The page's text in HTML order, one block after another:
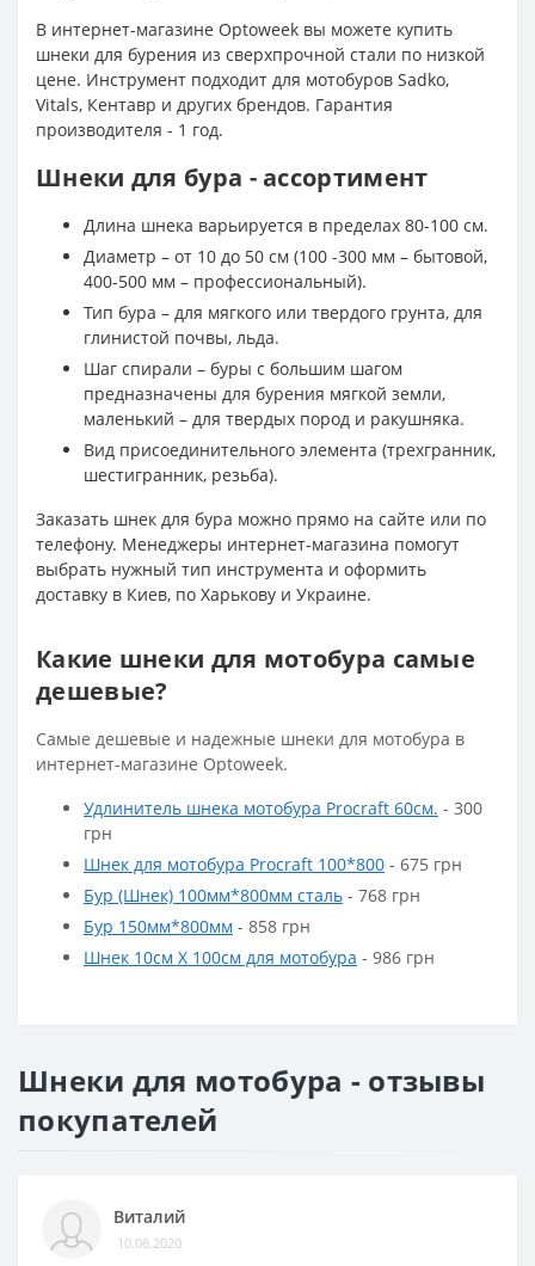
В интернет-магазине Optoweek вы можете купить
шнеки для бурения из сверхпрочной стали по низкой
цене. Инструмент подходит для мотобуров Sadko,
Vitals, Кентавр и других брендов. Гарантия
производителя - 1 год.
Шнеки для бура - ассортимент
Длина шнека варьируется в пределах 80-100 см.
Диаметр – от 10 до 50 см (100 -300 мм – бытовой,
400-500 мм – профессиональный).
Тип бура – для мягкого или твердого грунта, для
глинистой почвы, льда.
Шаг спирали – буры с большим шагом
предназначены для бурения мягкой земли,
маленький – для твердых пород и ракушняка.
Вид присоединительного элемента (трехгранник,
шестигранник, резьба).
Заказать шнек для бура можно прямо на сайте или по
телефону. Менеджеры интернет-магазина помогут
выбрать нужный тип инструмента и оформить
доставку в Киев, по Харькову и Украине.
Какие шнеки для мотобура самые
дешевые?
Самые дешевые и надежные шнеки для мотобура в
интернет-магазине Optoweek.
Удлинитель шнека мотобура Procraft 60см. - 300
грн
Шнек для мотобура Procraft 100*800 - 675 грн
Бур (Шнек) 100мм*800мм сталь - 768 грн
Бур 150мм*800мм - 858 грн
Шнек 10см Х 100см для мотобура - 986 грн
Шнеки для мотобура - отзывы
покупателей
Виталий
10.08.2020